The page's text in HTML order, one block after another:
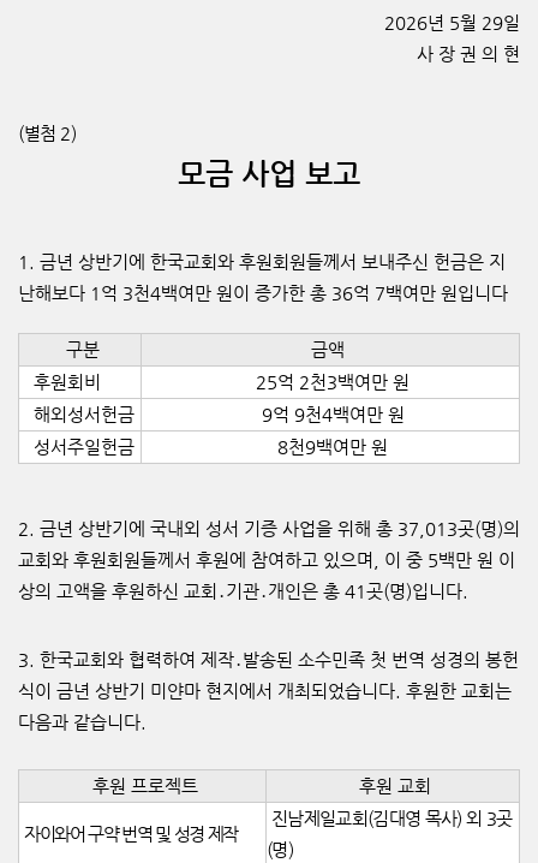
2026년 5월 29일
사 장 권 의 현
(별첨 2)
모금 사업 보고
1. 금년 상반기에 한국교회와 후원회원들께서 보내주신 헌금은 지
난해보다 1 억 3천4백여만 원이 증가한 총 36억 7백여만 원입니다
구분
금액
후원회비
25억 2천3백여만 원
해외성서헌금
9억 9천4백여만 원
성서주일헌금
8천9백여만 원
2. 금년 상반기에 국내외 성서 기증 사업을 위해 총 37,013곳(명)의
교회와 후원회원들께서 후원에 참여하고 있으며
이 중 5백만 원 이
상의 고액을 후원하신 교회 ․기관․개인은 총 41곳(명)입니다.
3. 한국교회와 협력하여 제작․발송된 소수민족 첫 번역 성경의 봉헌
식이 금년 상반기 미얀마 현지에서 개최되었습니다. 후원한 교회는
다음과 같습니다.
후원 프로젝트 후원 교회
자이와어 구약 번역 및 성경 제작
진남제일교회(김대영 목사)외 3곳
(명)